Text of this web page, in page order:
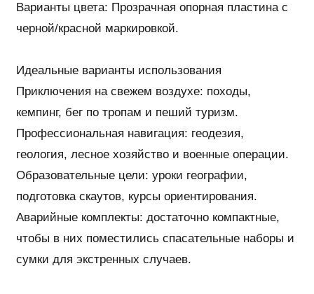
Варианты цвета: Прозрачная опорная пластина с
черной/красной маркировкой.
Идеальные варианты использования
Приключения на свежем воздухе: походы,
кемпинг, бег по тропам и пеший туризм.
Профессиональная навигация: геодезия,
геология, лесное хозяйство и военные операции.
Образовательные цели: уроки географии,
подготовка скаутов, курсы ориентирования.
Аварийные комплекты: достаточно компактные,
чтобы в них поместились спасательные наборы и
сумки для экстренных случаев.